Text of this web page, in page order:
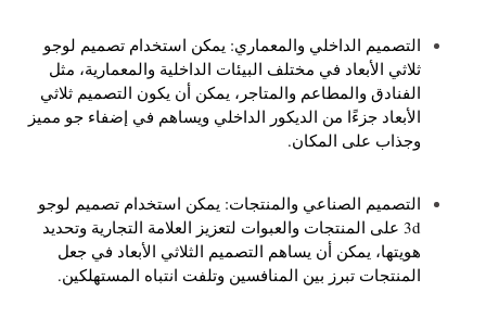
التصميم الداخلي والمعماري: يمكن استخدام تصميم لوجو
ثلاثي الأبعاد في مختلف البيئات الداخلية والمعمارية، مثل
الفنادق والمطاعم والمتاجر، يمكن أن يكون التصميم ثلاثي
الأبعاد جزءًا من الديكور الداخلي ويساهم في إضفاء جو مميز
وجذاب على المكان.
التصميم الصناعي والمنتجات: يمكن استخدام تصميم لوجو
3d على المنتجات والعبوات لتعزيز العلامة التجارية وتحديد
هويتها، يمكن أن يساهم التصميم الثلاثي الأبعاد في جعل
المنتجات تبرز بين المنافسين وتلفت انتباه المستهلكين.